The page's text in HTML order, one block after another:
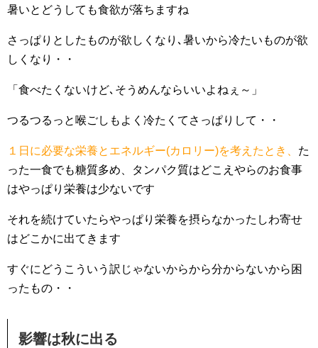
暑いとどうしても食欲が落ちますね
さっぱりとしたものが欲しくなり､暑いから冷たいものが欲
しくなり・・
「食べたくないけど､そうめんならいいよねぇ～」
つるつるっと喉ごしもよく冷たくてさっぱりして・・
１日に必要な栄養とエネルギー(カロリー)を考えたとき、 た
った一食でも糖質多め、タンパク質はどこえやらのお食事
はやっぱり栄養は少ないです
それを続けていたらやっぱり栄養を摂らなかったしわ寄せ
はどこかに出てきます
すぐにどうこういう訳じゃないからから分からないから困
ったもの・・
影響は秋に出る